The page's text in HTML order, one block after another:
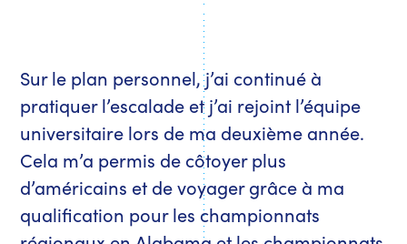
Sur le plan personnel, j’ai continué à
pratiquer l’escalade et j’ai rejoint l’équipe
universitaire lors de ma deuxième année.
Cela m’a permis de côtoyer plus
d’américains et de voyager grâce à ma
qualification pour les championnats